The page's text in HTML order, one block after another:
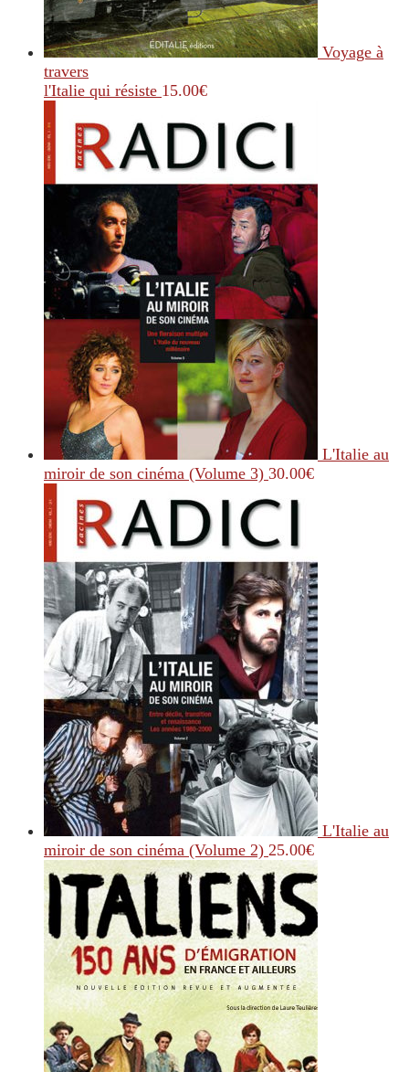
Voyage à
travers
l'Italie qui résiste 15.00€
L'Italie au
miroir de son cinéma (Volume 3) 30.00€
L'Italie au
miroir de son cinéma (Volume 2) 25.00€